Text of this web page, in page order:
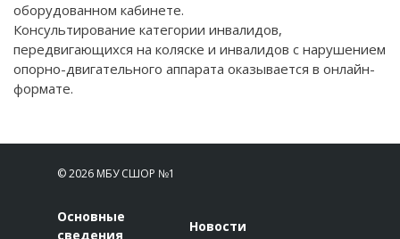
оборудованном кабинете.
Консультирование категории инвалидов,
передвигающихся на коляске и инвалидов с нарушением
опорно-двигательного аппарата оказывается в онлайн-
формате.
© 2026 МБУ СШОР №1
Основные
сведения
Новости